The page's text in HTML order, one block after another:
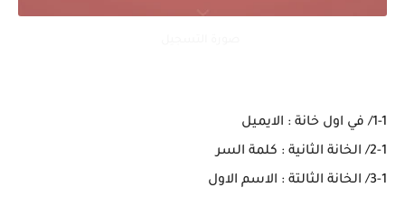
1-1/ في اول خانة : الايميل
2-1/ الخانة الثانية : كلمة السر
3-1/ الخانة الثالتة : الاسم الاول